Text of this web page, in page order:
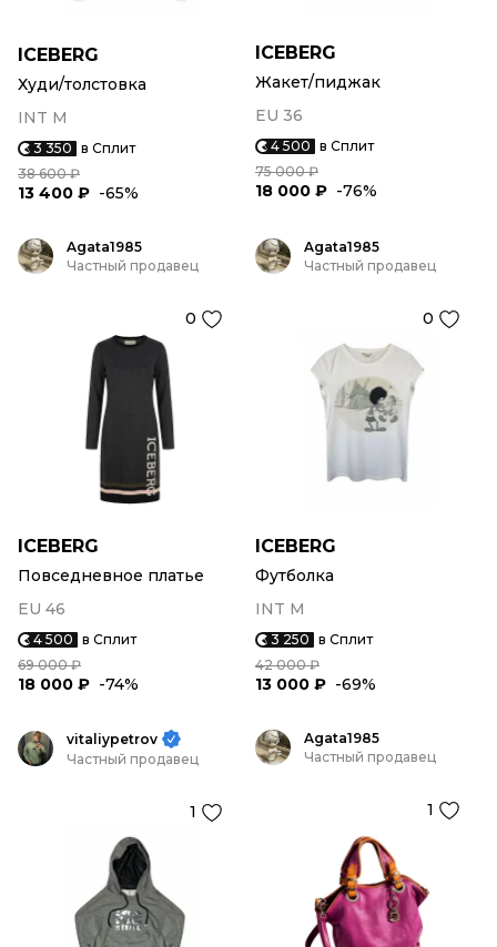
ICEBERG
Худи/толстовка
INT M
3 350 в Сплит
38 600 ₽
13 400 ₽ -65%
ICEBERG
Жакет/пиджак
EU 36
4 500 в Сплит
75 000 ₽
18 000 ₽ -76%
Agata1985
Частный продавец
0
ICEBERG
Повседневное платье
EU 46
4 500 в Сплит
69 000 ₽
18 000 ₽ -74%
Agata1985
Частный продавец
0
ICEBERG
Футболка
INT M
3 250 в Сплит
42 000 ₽
13 000 ₽ -69%
vitaliypetrov
Частный продавец
1
Agata1985
Частный продавец
1